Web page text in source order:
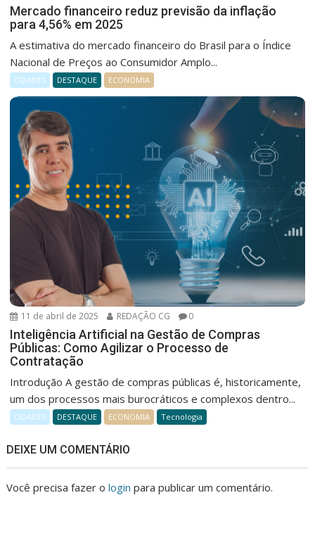
Mercado financeiro reduz previsão da inflação
para 4,56% em 2025
A estimativa do mercado financeiro do Brasil para o Índice
Nacional de Preços ao Consumidor Amplo...
CIDADES DESTAQUE ECONOMIA
11 de abril de 2025 REDAÇÃO CG 0
Inteligência Artificial na Gestão de Compras
Públicas: Como Agilizar o Processo de
Contratação
Introdução A gestão de compras públicas é, historicamente,
um dos processos mais burocráticos e complexos dentro...
CIDADES DESTAQUE ECONOMIA Tecnologia
DEIXE UM COMENTÁRIO
Você precisa fazer ologin para publicar um comentário.